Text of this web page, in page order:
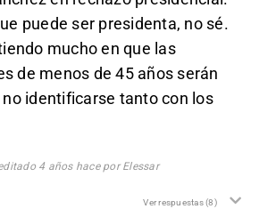
puede ser presidenta, no sé.
mucho en que las
de menos de 45 años serán
identificarse tanto con los
4 años hace por Elessar
Ver respuestas(8)